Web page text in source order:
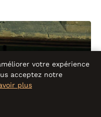
votre expérience
acceptez notre
plus